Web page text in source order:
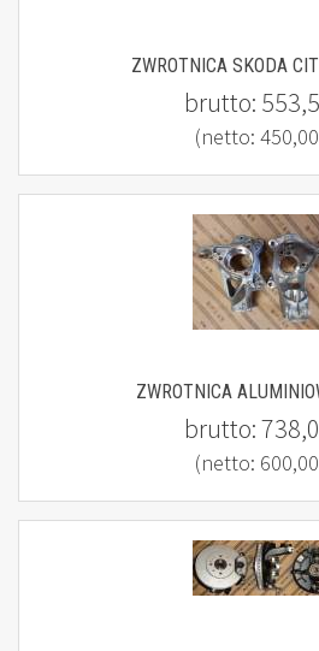
ZWROTNICA SKODA
brutto:
(netto: 450,00
ZWROTNICA
brutto:
(netto: